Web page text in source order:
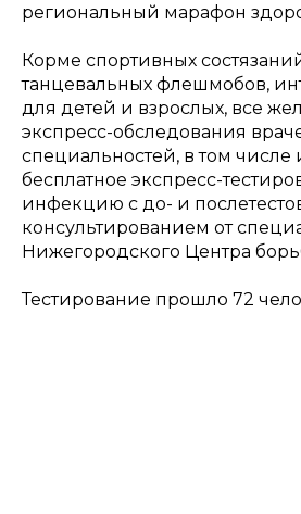
региональный марафон
Корме спортивных
танцевальных флешмобов,
для детей и взрослых, все
экспресс-обследования
специальностей, в том
бесплатное экспресс-
инфекцию с до- и
консультированием от
Нижегородского Центра
Тестирование прошло 72